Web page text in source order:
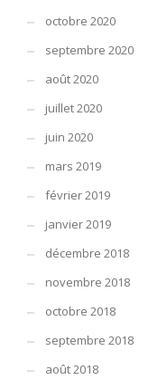
octobre 2020
septembre 2020
août 2020
juillet 2020
juin 2020
mars 2019
février 2019
janvier 2019
décembre 2018
novembre 2018
octobre 2018
septembre 2018
août 2018